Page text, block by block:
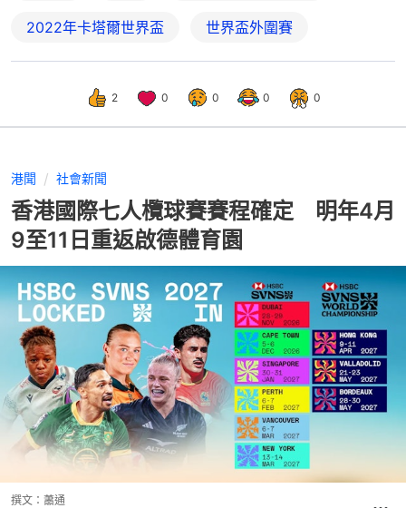
2022年卡塔爾世界盃 世界盃外圍賽
2 0 0 0 0
港聞 社會新聞
香港國際七人欖球賽賽程確定 明年4月
9至11日重返啟德體育園
撰文： 蕭通